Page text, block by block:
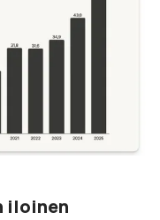
iloinen